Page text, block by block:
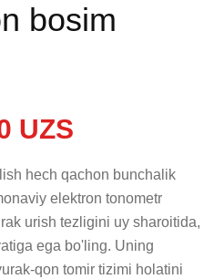
bosim
UZS
hech qachon bunchalik
elektron tonometr
urish tezligini uy sharoitida,
ega bo'ling. Uning
qon tomir tizimi holatini